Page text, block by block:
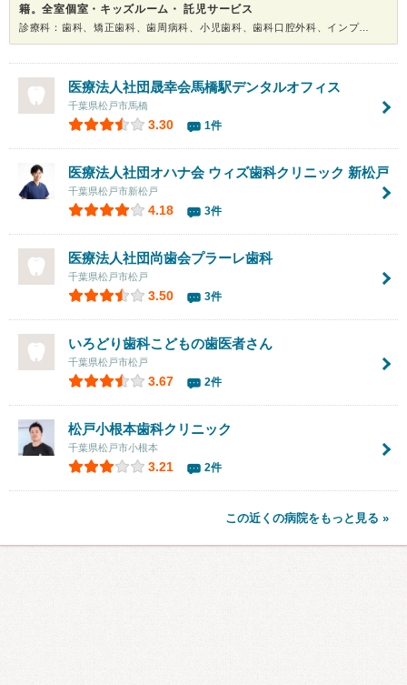
籍。全室個室・キッズルーム・ 託児サービス
診療科：歯科、矯正歯科、歯周病科、小児歯科、歯科口腔外科、インプラント、ホワイトニング
医療法人社団晟幸会馬橋駅デンタルオフィス
千葉県松戸市馬橋
3.30 1件
医療法人社団オハナ会 ウィズ歯科クリニック 新松戸
千葉県松戸市新松戸
4.18 3件
医療法人社団尚歯会プラーレ歯科
千葉県松戸市松戸
3.50 3件
いろどり歯科こどもの歯医者さん
千葉県松戸市松戸
3.67 2件
松戸小根本歯科クリニック
千葉県松戸市小根本
3.21 2件
この近くの病院をもっと見る »